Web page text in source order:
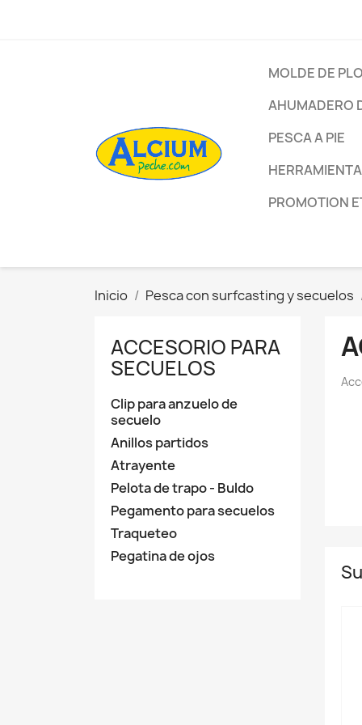
MOLDE DE
AHUMADERO
PESCA A PIE
PROMOTION
Inicio Pesca con surfcasting y seсuelos
ACCESORIO PARA
SEСUELOS
Clip para anzuelo de
seсuelo
Anillos partidos
Atrayente
Pelota de trapo - Buldo
Pegamento para seсuelos
Traqueteo
Pegatina de ojos